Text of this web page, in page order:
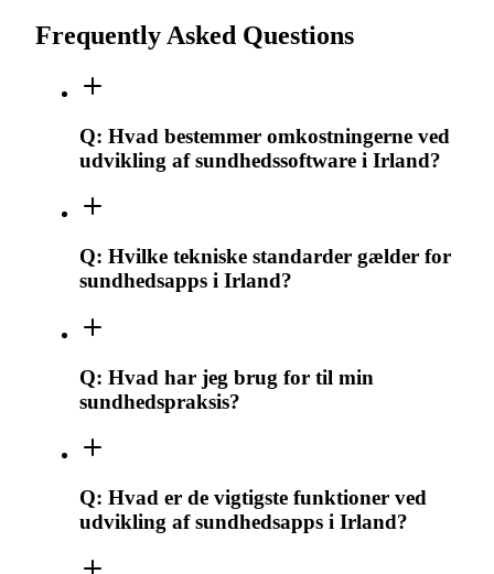
Frequently Asked Questions
Q: Hvad bestemmer omkostningerne ved
udvikling af sundhedssoftware i Irland?
Q: Hvilke tekniske standarder gælder for
sundhedsapps i Irland?
Q: Hvad har jeg brug for til min
sundhedspraksis?
Q: Hvad er de vigtigste funktioner ved
udvikling af sundhedsapps i Irland?